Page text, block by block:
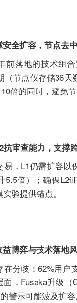
全扩容，节点去
前落地的技术组
（节点仅存储36
倍的同时，避免节
抗审查能力，支撑
易，L1仍需扩容
5.5倍）；确保L2
验提供锚点。
博弈与技术落地
在分歧：62%用户
面，Fusaka升级
警示可能波及扩容